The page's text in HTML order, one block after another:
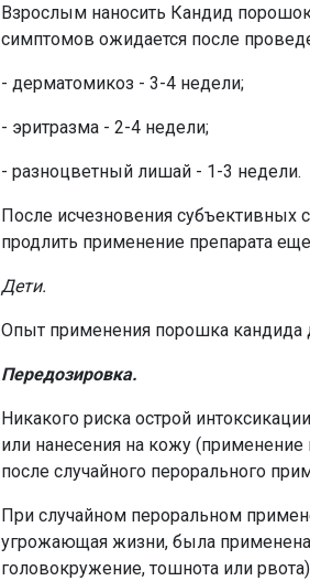
Взрослым наносить Кандид
симптомов ожидается после
- дерматомикоз - 3-4 недели;
- эритразма - 2-4 недели;
- разноцветный лишай - 1-3 недели.
После исчезновения субъективных
продлить применение препарата
Дети.
Опыт применения порошка кандида
Передозировка.
Никакого риска острой
или нанесения на кожу
после случайного перорального
При случайном пероральном
угрожающая жизни, была
головокружение, тошнота или